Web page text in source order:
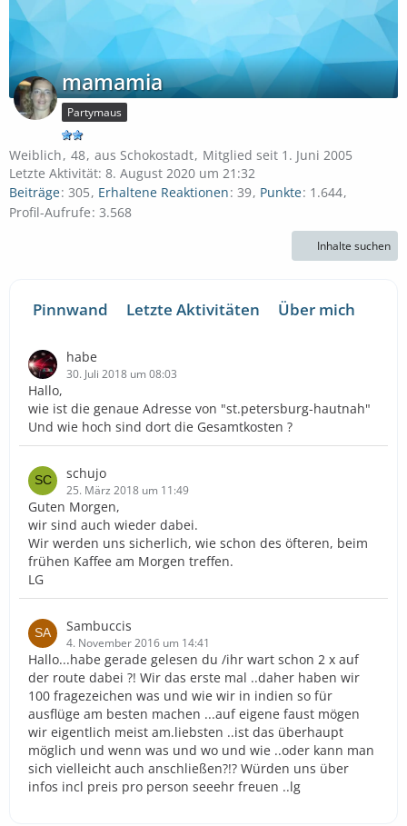
mamamia
Partymaus
Weiblich 48 aus Schokostadt Mitglied seit 1. Juni 2005
Letzte Aktivität: 8. August 2020 um 21:32
Beiträge 305 Erhaltene Reaktionen 39 Punkte 1.644
Profil-Aufrufe 3.568
Inhalte suchen
Pinnwand Letzte Aktivitäten Über mich
habe
30. Juli 2018 um 08:03
Hallo,
wie ist die genaue Adresse von "st.petersburg-hautnah"
Und wie hoch sind dort die Gesamtkosten ?
schujo
25. März 2018 um 11:49
Guten Morgen,
wir sind auch wieder dabei.
Wir werden uns sicherlich, wie schon des öfteren, beim
frühen Kaffee am Morgen treffen.
LG
Sambuccis
4. November 2016 um 14:41
Hallo...habe gerade gelesen du /ihr wart schon 2 x auf
der route dabei ?! Wir das erste mal ..daher haben wir
100 fragezeichen was und wie wir in indien so für
ausflüge am besten machen ...auf eigene faust mögen
wir eigentlich meist am.liebsten ..ist das überhaupt
möglich und wenn was und wo und wie ..oder kann man
sich vielleicht auch anschließen?!? Würden uns über
infos incl preis pro person seeehr freuen ..lg